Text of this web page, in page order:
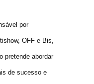
por
OFF e Bis,
pretende abordar
de sucesso e